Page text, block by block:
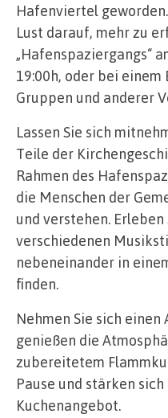
Hafenviertel
Lust darauf, mehr zu
„Hafenspaziergangs“
19:00h, oder bei
Gruppen und anderer
Lassen Sie sich
Teile der
Rahmen des
die Menschen der
und verstehen.
verschiedenen
nebeneinander in
finden.
Nehmen Sie sich
genießen die
zubereitetem
Pause und stärken
Kuchenangebot.